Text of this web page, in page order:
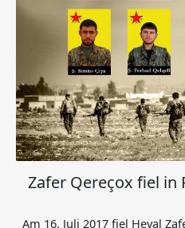
Zafer Qereçox fiel in
Am 16. Juli 2017 fiel Heval